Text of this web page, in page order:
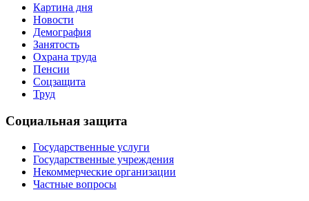
Картина дня
Новости
Демография
Занятость
Охрана труда
Пенсии
Соцзащита
Труд
Социальная защита
Государственные услуги
Государственные учреждения
Некоммерческие организации
Частные вопросы